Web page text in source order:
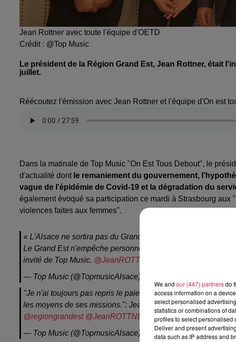
Jean Rottner avec toute l'équipe d'OETD
Crédit : @Top Music
Le président de la Région Grand Est, Jean Rottner, était
juillet.
Réécoutez l'émission avec Jean Rottner et l'équipe d'On est
Dans la matinale de Top Music "On Est Tous Debout", le
d'actualité dont le remaniement du gouvernement,
vague de l'épidémie de Covid-19 et la dégradation du
également évoqué sa participation ce mardi à Strasbourg
violences faites aux femmes".
« L'Alsace ne sortira pas du Grand Est. On ne va pas assister
Le Grand Est n'empêche personne de vivre sa culture
invité de Top Music. @JeanROTTNER
— Top Music (@TopmusicAlsace)
"Je n'ai toujours pas repris le paiement avec la SNCF. On
les moyens de ses missions.": Jean Rottner, le président de
@regiongrandest @JeanROTTNER
pic.twitter.com/
— Top Music (@TopmusicAlsace)
July 5, 2022
We and our (447) partnersdo
access information on a
select personalised
statistics or combinations of
profiles to select personalised
Deliver and present
data such as IP address and